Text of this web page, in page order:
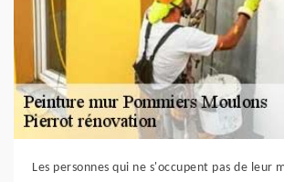
Les personnes qui ne s'occupent pas de leur